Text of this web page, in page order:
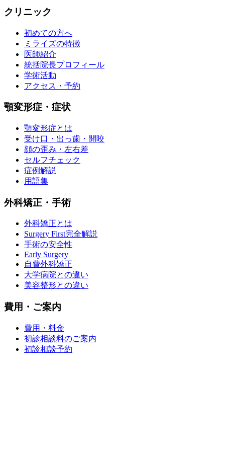
クリニック
初めての方へ
ミライズの特徴
医師紹介
統括院長プロフィール
学術活動
アクセス・予約
顎変形症・症状
顎変形症とは
受け口・出っ歯・開咬
顔の歪み・左右差
セルフチェック
症例解説
用語集
外科矯正・手術
外科矯正とは
Surgery First完全解説
手術の安全性
Early Surgery
自費外科矯正
大学病院との違い
美容整形との違い
費用・ご案内
費用・料金
初診相談料のご案内
初診相談予約